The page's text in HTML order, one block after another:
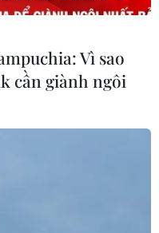
Vì sao
cần giành ngôi